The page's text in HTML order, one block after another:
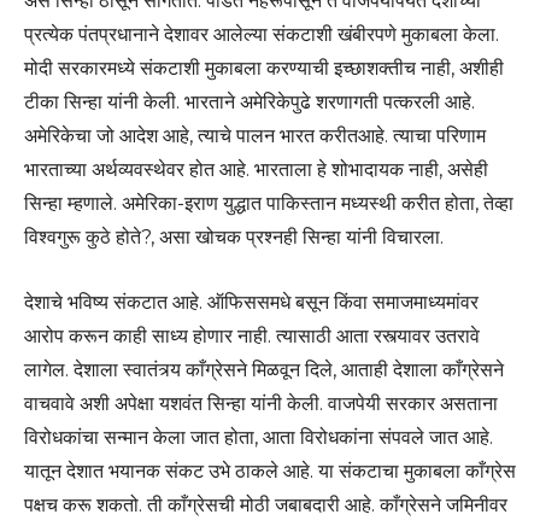
प्रत्येक पंतप्रधानाने देशावर आलेल्या संकटाशी खंबीरपणे मुकाबला केला.
मोदी सरकारमध्ये संकटाशी मुकाबला करण्याची इच्छाशक्तीच नाही, अशीही
टीका सिन्हा यांनी केली. भारताने अमेरिकेपुढे शरणागती पत्करली आहे.
अमेरिकेचा जो आदेश आहे, त्याचे पालन भारत करीतआहे. त्याचा परिणाम
भारताच्या अर्थव्यवस्थेवर होत आहे. भारताला हे शोभादायक नाही, असेही
सिन्हा म्हणाले. अमेरिका-इराण युद्धात पाकिस्तान मध्यस्थी करीत होता, तेव्हा
विश्वगुरू कुठे होते?, असा खोचक प्रश्नही सिन्हा यांनी विचारला.
देशाचे भविष्य संकटात आहे. ऑफिससमधे बसून किंवा समाजमाध्यमांवर
आरोप करून काही साध्य होणार नाही. त्यासाठी आता रस्त्यावर उतरावे
लागेल. देशाला स्वातंत्र्य काँग्रेसने मिळवून दिले, आताही देशाला काँग्रेसने
वाचवावे अशी अपेक्षा यशवंत सिन्हा यांनी केली. वाजपेयी सरकार असताना
विरोधकांचा सन्मान केला जात होता, आता विरोधकांना संपवले जात आहे.
यातून देशात भयानक संकट उभे ठाकले आहे. या संकटाचा मुकाबला काँग्रेस
पक्षच करू शकतो. ती काँग्रेसची मोठी जबाबदारी आहे. काँग्रेसने जमिनीवर